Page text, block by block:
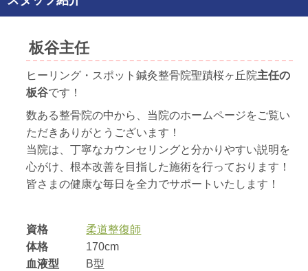
板谷主任
ヒーリング・スポット鍼灸整骨院聖蹟桜ヶ丘院主任の
板谷です！
数ある整骨院の中から、当院のホームページをご覧い
ただきありがとうございます！
当院は、丁寧なカウンセリングと分かりやすい説明を
心がけ、根本改善を目指した施術を行っております！
皆さまの健康な毎日を全力でサポートいたします！
資格
柔道整復師
体格
170cm
血液型
B型